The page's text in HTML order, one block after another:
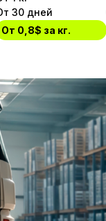
30 дней
От 0,8$ за кг.